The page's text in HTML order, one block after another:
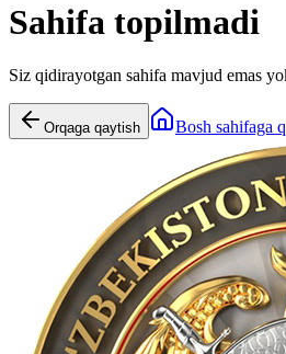
Sahifa topilmadi
Siz qidirayotgan sahifa mavjud emas
Orqaga qaytish Bosh sahifaga